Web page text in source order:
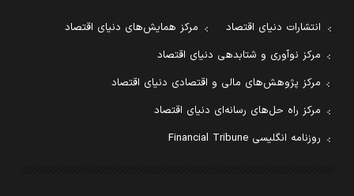
انتشارات دنیای اقتصاد
مرکز همایش‌های دنیای اقتصاد
مرکز نوآوری و شتابدهی دنیای اقتصاد
مرکز پژوهش‌های مالی و اقتصادی دنیای اقتصاد
مرکز راه حل‌های رسانه‌ای دنیای اقتصاد
روزنامه انگلیسی Financial Tribune